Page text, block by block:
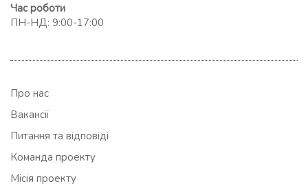
Час роботи
ПН-НД: 9:00-17:00
Про нас
Вакансії
Питання та відповіді
Команда проекту
Місія проекту